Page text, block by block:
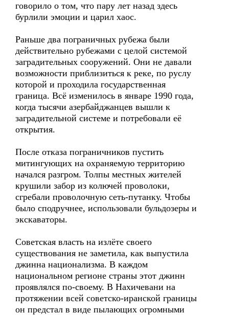
говорило о том, что пару лет назад здесь
бурлили эмоции и царил хаос.
Раньше два пограничных рубежа были
действительно рубежами с целой системой
заградительных сооружений. Они не давали
возможности приблизиться к реке, по руслу
которой и проходила государственная
граница. Всё изменилось в январе 1990 года,
когда тысячи азербайджанцев вышли к
заградительной системе и потребовали её
открытия.
После отказа пограничников пустить
митингующих на охраняемую территорию
начался разгром. Толпы местных жителей
крушили забор из колючей проволоки,
сгребали проволочную сеть-путанку. Чтобы
было сподручнее, использовали бульдозеры и
экскаваторы.
Советская власть на излёте своего
существования не заметила, как выпустила
джинна национализма. В каждом
национальном регионе страны этот джинн
проявлялся по-своему. В Нахичевани на
протяжении всей советско-иранской границы
он предстал в виде пылающих огромными